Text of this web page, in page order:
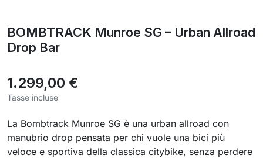
BOMBTRACK Munroe SG – Urban Allroad
Drop Bar
1.299,00 €
Tasse incluse
La Bombtrack Munroe SG è una urban allroad con
manubrio drop pensata per chi vuole una bici più
veloce e sportiva della classica citybike, senza perdere